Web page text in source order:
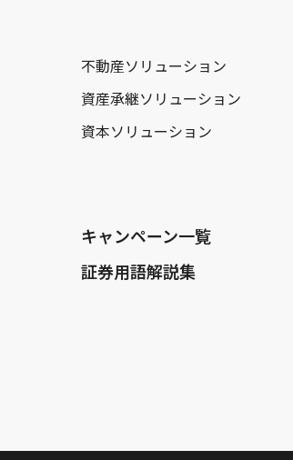
不動産ソリューション
資産承継ソリューション
資本ソリューション
キャンペーン一覧
証券用語解説集